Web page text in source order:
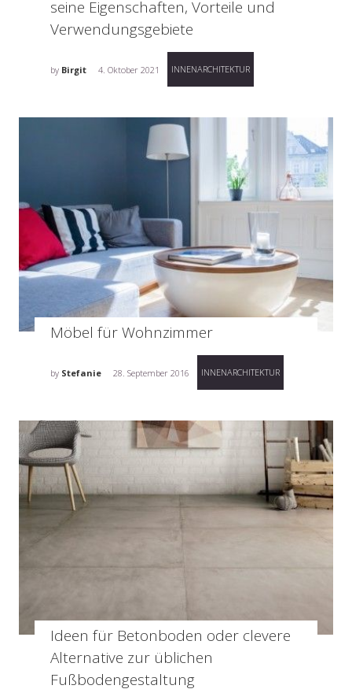
seine Eigenschaften, Vorteile und
Verwendungsgebiete
by Birgit 4. Oktober 2021 INNENARCHITEKTUR
Möbel für Wohnzimmer
by Stefanie 28. September 2016 INNENARCHITEKTUR
Ideen für Betonboden oder clevere
Alternative zur üblichen
Fußbodengestaltung